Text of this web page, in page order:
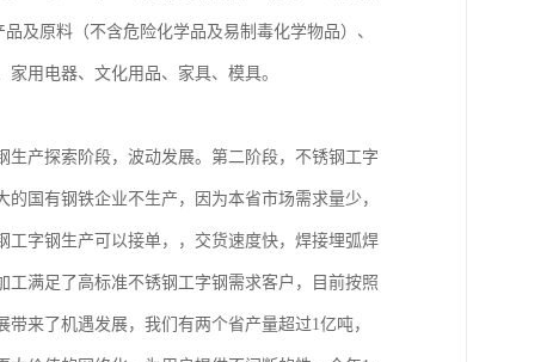
及原料（不含危险化学品及易制毒化学物品）、
用电器、文化用品、家具、模具。
产探索阶段，波动发展。第二阶段，不锈钢工字
国有钢铁企业不生产，因为本省市场需求量少，
字钢生产可以接单，，交货速度快，焊接埋弧焊
满足了高标准不锈钢工字钢需求客户，目前按照
来了机遇发展，我们有两个省产量超过1亿吨，